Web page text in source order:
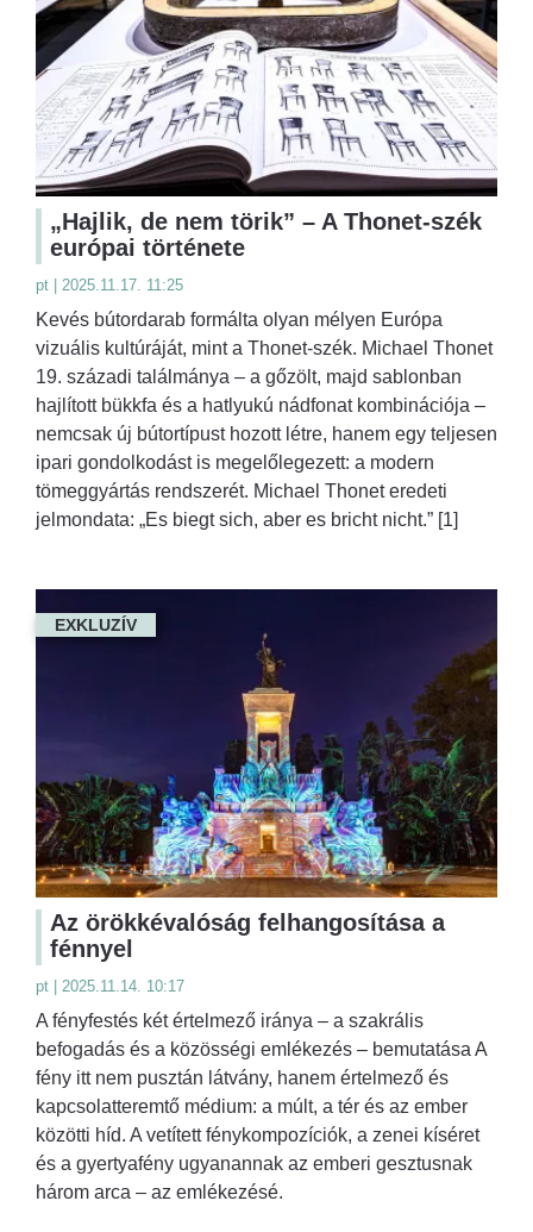
„Hajlik, de nem törik” – A Thonet-szék
európai története
pt | 2025.11.17. 11:25
Kevés bútordarab formálta olyan mélyen Európa
vizuális kultúráját, mint a Thonet-szék. Michael Thonet
19. századi találmánya – a gőzölt, majd sablonban
hajlított bükkfa és a hatlyukú nádfonat kombinációja –
nemcsak új bútortípust hozott létre, hanem egy teljesen
ipari gondolkodást is megelőlegezett: a modern
tömeggyártás rendszerét. Michael Thonet eredeti
jelmondata: „Es biegt sich, aber es bricht nicht.” [1]
EXKLUZÍV
Az örökkévalóság felhangosítása a
fénnyel
pt | 2025.11.14. 10:17
A fényfestés két értelmező iránya – a szakrális
befogadás és a közösségi emlékezés – bemutatása A
fény itt nem pusztán látvány, hanem értelmező és
kapcsolatteremtő médium: a múlt, a tér és az ember
közötti híd. A vetített fénykompozíciók, a zenei kíséret
és a gyertyafény ugyanannak az emberi gesztusnak
három arca – az emlékezésé.